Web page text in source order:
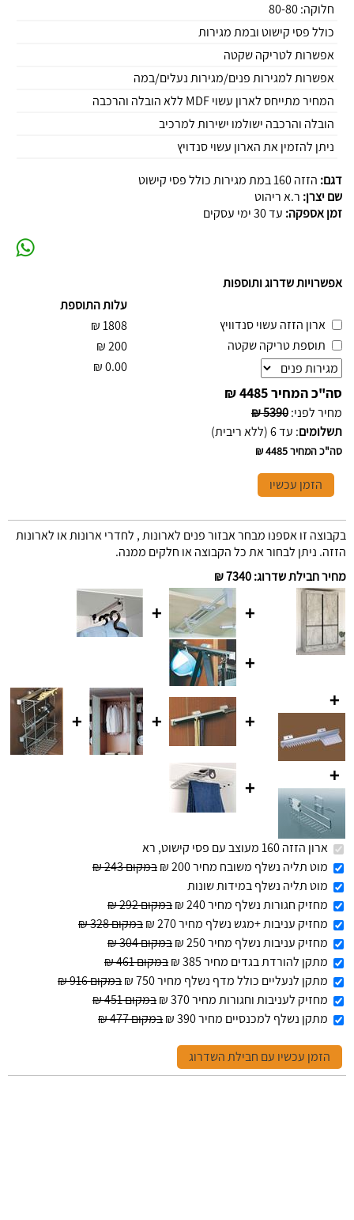
חלוקה: 80-80
כולל פסי קישוט ובמת מגירות
אפשרות לטריקה שקטה
אפשרות למגירות פנים/מגירות נעלים/במה
המחיר מתייחס לארון עשוי MDF ללא הובלה והרכבה
הובלה והרכבה ישולמו ישירות למרכיב
ניתן להזמין את הארון עשוי סנדויץ
דגם: הזזה 160 במת מגירות כולל פסי קישוט
שם יצרן: ר.א ריהוט
זמן אספקה: עד 30 ימי עסקים
אפשרויות שדרוג ותוספות
עלות התוספת
ארון הזזה עשוי סנדוויץ
1808
₪
תוספת טריקה שקטה
200
₪
0.00
₪
סה"כ המחיר4485 ₪
מחיר לפני:
5390 ₪
תשלומים: עד 6 (ללא ריבית)
סה"כ המחיר4485 ₪
הזמן עכשיו
בקבוצה זו אספנו מבחר אבזור פנים לארונות , לחדרי ארונות או לארונות
הזזה. ניתן לבחור את כל הקבוצה או חלקים ממנה.
מחיר חבילת שדרוג:
7340 ₪
+
+
+
+
+
+
+
+
+
ארון הזזה 160 מעוצב עם פסי קישוט, רא
מוט תליה נשלף משובח מחיר 200 ₪
במקום 243 ₪
מוט תליה נשלף במידות שונות
מחזיק חגורות נשלף מחיר 240 ₪
במקום 292 ₪
מחזיק עניבות +מגש נשלף מחיר 270 ₪
במקום 328 ₪
מחזיק עניבות נשלף מחיר 250 ₪
במקום 304 ₪
מתקן להורדת בגדים מחיר 385 ₪
במקום 461 ₪
מתקן לנעליים כולל מדף נשלף מחיר 750 ₪
במקום 916 ₪
מחזיק לעניבות וחגורות מחיר 370 ₪
במקום 451 ₪
מתקן נשלף למכנסיים מחיר 390 ₪
במקום 477 ₪
הזמן עכשיו עם חבילת השדרוג